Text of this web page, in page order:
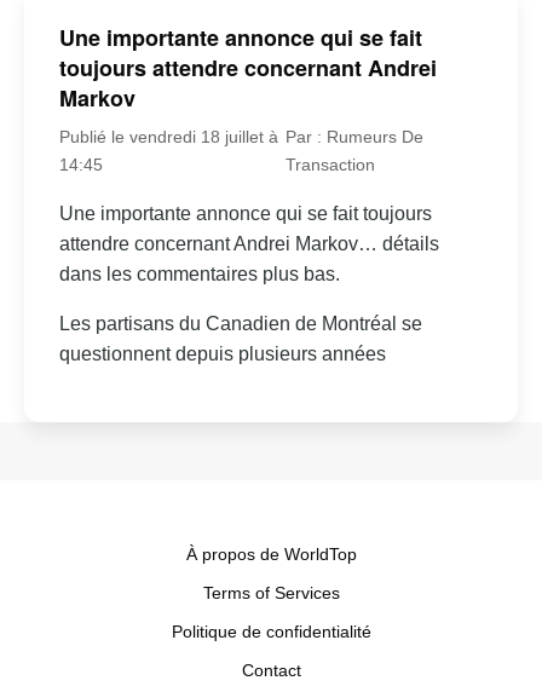
Une importante annonce qui se fait
toujours attendre concernant Andrei
Markov
Publié le vendredi 18 juillet à
14:45
Par : Rumeurs De
Transaction
Une importante annonce qui se fait toujours
attendre concernant Andrei Markov… détails
dans les commentaires plus bas.
Les partisans du Canadien de Montréal se
questionnent depuis plusieurs années
À propos de WorldTop
Terms of Services
Politique de confidentialité
Contact